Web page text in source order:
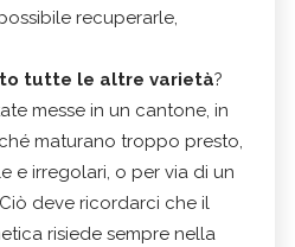
recuperarle,
tutte le altre varietà?
messe in un cantone, in
maturano troppo presto,
e irregolari, o per via di un
deve ricordarci che il
risiede sempre nella